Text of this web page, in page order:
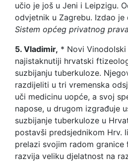
učio je još u Jeni i Leipzigu.
odvjetnik u Zagrebu. Izdao je
Sistem općeg privatnog prava
5. Vladimir, * Novi Vinodolski
najistaknutiji hrvatski
suzbijanju tuberkuloze.
razdijeliti u tri vremenska
uči medicinu uopće, a svoj
napose, u drugom izgrađuje
suzbijanje tuberkuloze u
postavši predsjednikom Hrv.
prelazi svojim radom granice
razvija veliku djelatnost na